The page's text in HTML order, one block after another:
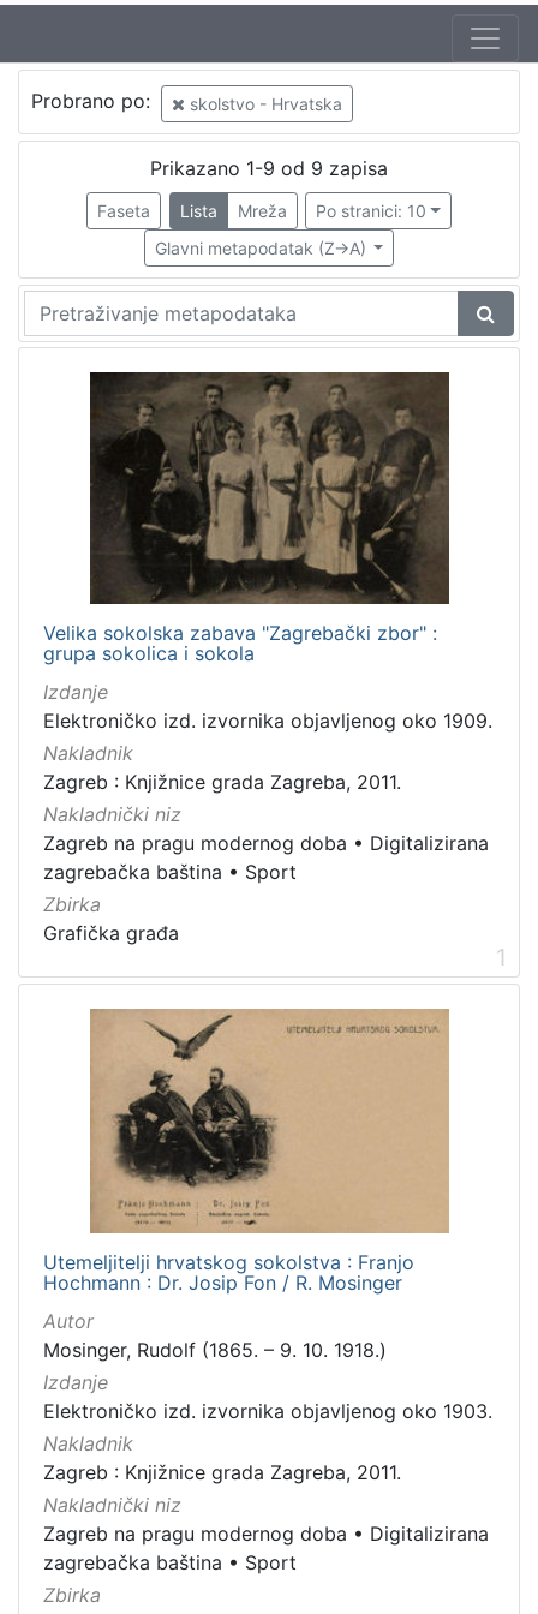
Autor
Rožankowski, Vladimir
Mosinger, Rudolf (1865. – 9. 10. 1918.)
1
2
Izdavač
Knjižnice grada Zagreba
Zagreb
Nakladnička
cjelina
Zagreb na pragu modernog doba
Digitalizirana zagrebačka baština
Vrsta
građe
grafička građa
knjiga
dopisnica
fotografija
Probrano po: skolstvo - Hrvatska
Prikazano 1-9 od 9 zapisa
Faseta Lista Mreža
Po stranici: 10
Glavni metapodatak (Z->A)
Velika sokolska zabava "Zagrebački zbor" :
grupa sokolica i sokola
Izdanje
Elektroničko izd. izvornika objavljenog oko 1909.
Nakladnik
Zagreb : Knjižnice grada Zagreba, 2011.
Nakladnički niz
Zagreb na pragu modernog doba • Digitalizirana
zagrebačka baština • Sport
Zbirka
Grafička građa
1
Utemeljitelji hrvatskog sokolstva : Franjo
Hochmann : Dr. Josip Fon / R. Mosinger
Autor
Mosinger, Rudolf (1865. – 9. 10. 1918.)
Izdanje
Elektroničko izd. izvornika objavljenog oko 1903.
Nakladnik
Zagreb : Knjižnice grada Zagreba, 2011.
Nakladnički niz
Zagreb na pragu modernog doba • Digitalizirana
zagrebačka baština • Sport
Zbirka